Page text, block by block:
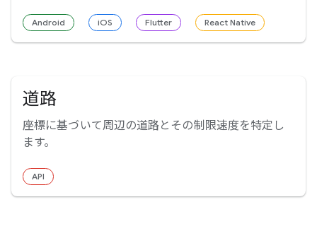
Android iOS Flutter React Native
道路
座標に基づいて周辺の道路とその制限速度を特定し
ます。
API